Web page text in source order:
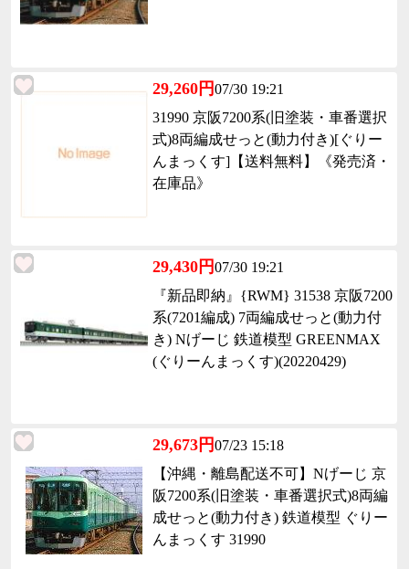
29,260円07/30 19:21
31990 京阪7200系(旧塗装・車番選択
式)8両編成せっと(動力付き)[ぐりー
んまっくす]【送料無料】《発売済・
在庫品》
29,430円07/30 19:21
『新品即納』{RWM} 31538 京阪7200
系(7201編成) 7両編成せっと(動力付
き) Nげーじ 鉄道模型 GREENMAX
(ぐりーんまっくす)(20220429)
29,673円07/23 15:18
【沖縄・離島配送不可】Nげーじ 京
阪7200系(旧塗装・車番選択式)8両編
成せっと(動力付き) 鉄道模型 ぐりー
んまっくす 31990